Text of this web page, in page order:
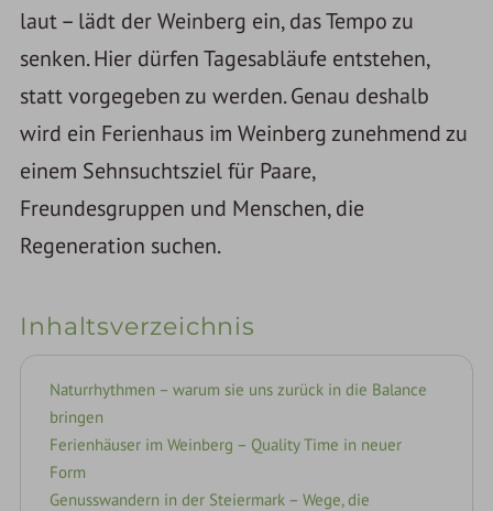
laut – lädt der Weinberg ein, das Tempo zu
senken. Hier dürfen Tagesabläufe entstehen,
statt vorgegeben zu werden. Genau deshalb
wird ein Ferienhaus im Weinberg zunehmend zu
einem Sehnsuchtsziel für Paare,
Freundesgruppen und Menschen, die
Regeneration suchen.
Inhaltsverzeichnis
Naturrhythmen – warum sie uns zurück in die Balance
bringen
Ferienhäuser im Weinberg – Quality Time in neuer
Form
Genusswandern in der Steiermark – Wege, die